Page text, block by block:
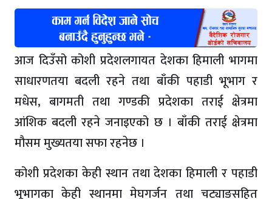
आज दिउँसो कोशी प्रदेशलगायत देशका हिमाली भागमा
साधारणतया बदली रहने तथा बाँकी पहाडी भूभाग र
मधेस, बागमती तथा गण्डकी प्रदेशका तराई क्षेत्रमा
आंशिक बदली रहने जनाइएको छ । बाँकी तराई क्षेत्रमा
मौसम मुख्यतया सफा रहनेछ ।
कोशी प्रदेशका केही स्थान तथा देशका हिमाली र पहाडी
भूभागका केही स्थानमा मेघगर्जन तथा चट्याङसहित